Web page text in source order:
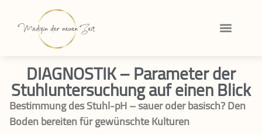
DIAGNOSTIK – Parameter der
Stuhluntersuchung auf einen Blick
Bestimmung des Stuhl-pH – sauer oder basisch? Den
Boden bereiten für gewünschte Kulturen